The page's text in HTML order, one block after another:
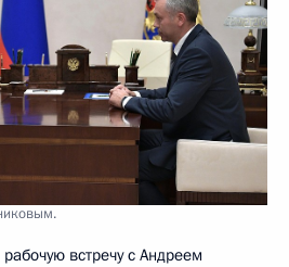
встречу с Андреем